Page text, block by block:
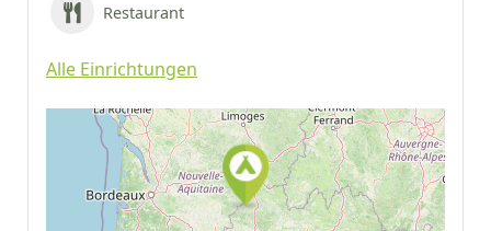
Restaurant
Alle Einrichtungen